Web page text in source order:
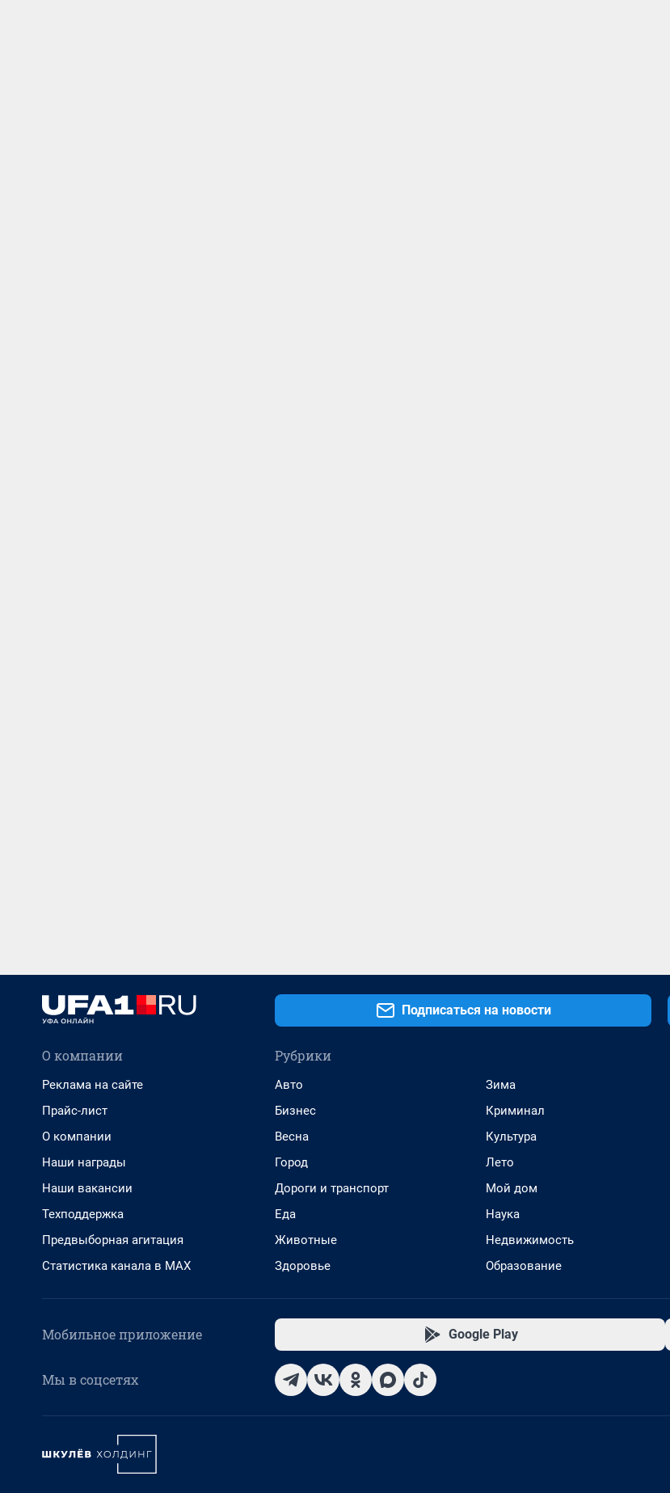
Подписаться на новости
О компании
Реклама на сайте
Прайс-лист
О компании
Наши награды
Наши вакансии
Техподдержка
Предвыборная агитация
Статистика канала в MAX
Рубрики
Авто
Бизнес
Весна
Город
Дороги и транспорт
Еда
Животные
Здоровье
Зима
Криминал
Культура
Лето
Мой дом
Наука
Недвижимость
Образование
Мобильное приложение Google Play
Мы в соцсетях